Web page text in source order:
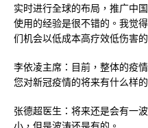
实时进行全球的布局，推广中
使用的经验是很不错的。我觉
们机会以低成本高疗效低伤害
李依凌主席：目前，整体的疫
您对新冠疫情的将来有什么样
张德超医生：将来还是会有一